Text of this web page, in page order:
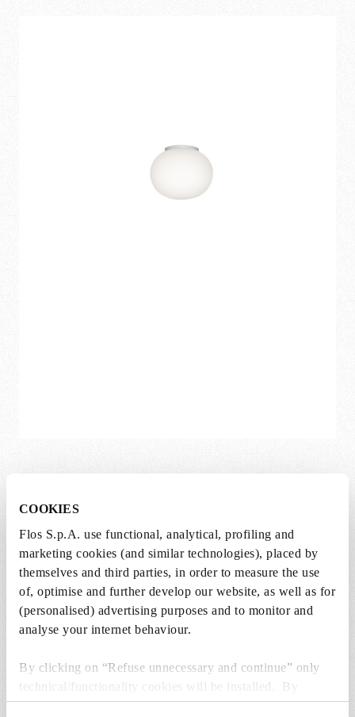
COOKIES
Flos S.p.A. use functional, analytical, profiling and
marketing cookies (and similar technologies), placed by
themselves and third parties, in order to measure the use
of, optimise and further develop our website, as well as for
(personalised) advertising purposes and to monitor and
analyse your internet behaviour.
By clicking on “Refuse unnecessary and continue” only
technical/functionality cookies will be installed. By
clicking on “Accept all” you consent to the use of all the
In mehreren Varianten erhältlich
Von € 295,00